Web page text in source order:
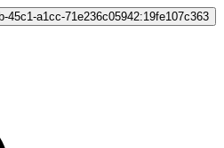
45c1-a1cc-71e236c05942:19fe107c363